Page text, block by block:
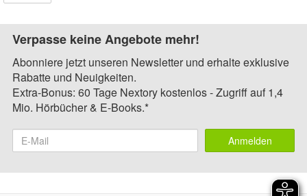
Verpasse keine Angebote mehr!
Abonniere jetzt unseren Newsletter und erhalte exklusive
Rabatte und Neuigkeiten.
Extra-Bonus: 60 Tage Nextory kostenlos - Zugriff auf 1,4
Mio. Hörbücher & E-Books.*
Anmelden